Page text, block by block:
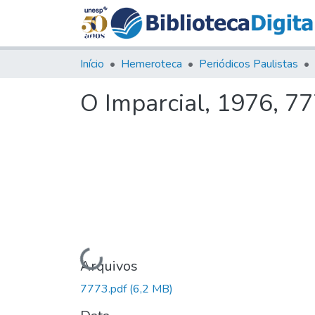
Início Hemeroteca Periódicos Paulistas
O Imparcial, 1976,
Carregando...
Arquivos
7773.pdf(6,2 MB)